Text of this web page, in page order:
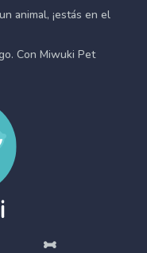
animal, ¡estás en el
Con Miwuki Pet